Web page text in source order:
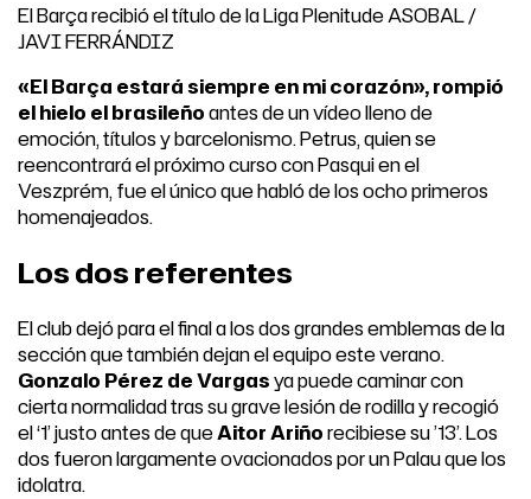
El Barça recibió el título de la Liga Plenitude ASOBAL /
JAVI FERRÁNDIZ
«El Barça estará siempre en mi corazón», rompió
el hielo el brasileñoantes de un vídeo lleno de
emoción, títulos y barcelonismo. Petrus, quien se
reencontrará el próximo curso con Pasqui en el
Veszprém, fue el único que habló de los ocho primeros
homenajeados.
Los dos referentes
El club dejó para el final a los dos grandes emblemas de la
sección que también dejan el equipo este verano.
Gonzalo Pérez de Vargasya puede caminar con
cierta normalidad tras su grave lesión de rodilla y recogió
el ‘1’ justo antes de queAitor Ariñorecibiese su ’13’. Los
dos fueron largamente ovacionados por un Palau que los
idolatra.